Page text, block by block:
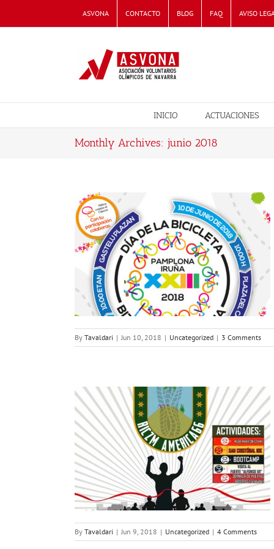
content
ASVONA CONTACTO BLOG FAQ AVISO
INICIO ACTUACIONES
Monthly Archives: junio 2018
By Tavaldari | Jun 10, 2018 | Uncategorized | 3 Comments
By Tavaldari | Jun 9, 2018 | Uncategorized | 4 Comments